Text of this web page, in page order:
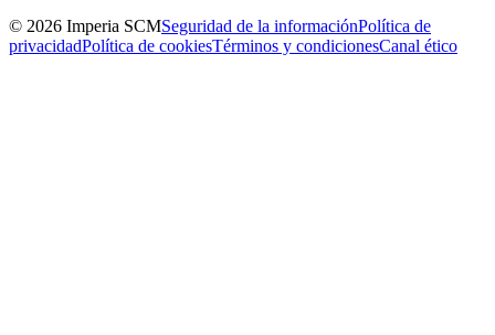
© 2026 Imperia SCMSeguridad de la informaciónPolítica de
privacidadPolítica de cookiesTérminos y condicionesCanal ético